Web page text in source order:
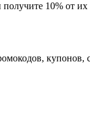
10% от их
купонов,